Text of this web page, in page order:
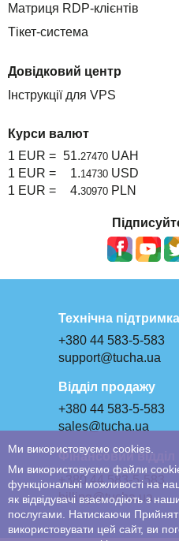
Матриця RDP-клієнтів
Тікет-система
Довідковий центр
Інструкції для VPS
Курси валют
1 EUR = 51.27470 UAH
1 EUR =
1.14730 USD
1 EUR =
4.30970 PLN
Технічна
+380 44 583-5-583
support@tucha.ua
Відділ продажу
+380 44 583-5-583
sales@tucha.ua
Фінансовий відділ
+380 44 583-5-583
billing@tucha.ua
Ми використовуємо cookies.
Ми використовуємо файли
функціональні можливості на
як відвідувачі взаємодіють з
послугами. Натискаючи
використовувати цей сайт, ви